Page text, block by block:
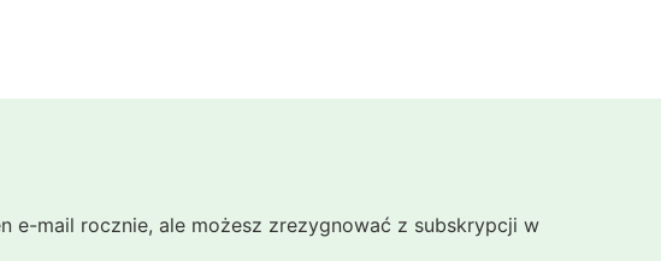
e-mail rocznie, ale możesz zrezygnować z subskrypcji w